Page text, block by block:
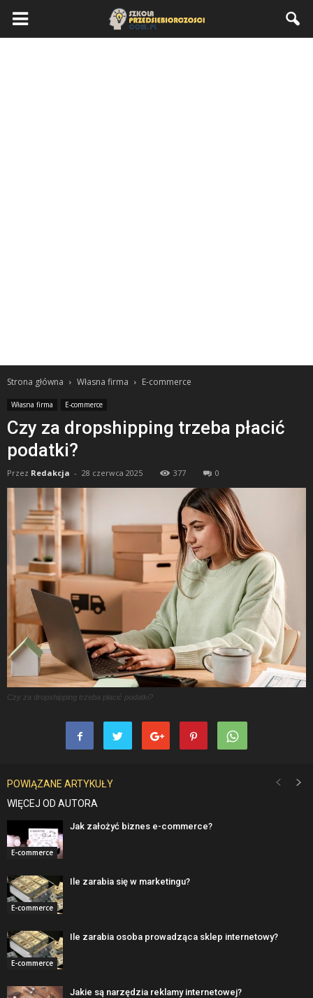
Strona główna Własna firma E-commerce
Własna firma E-commerce
Czy za dropshipping trzeba płacić
podatki?
Przez Redakcja - 28 czerwca 2025 377 0
Czy za dropshipping trzeba płacić podatki?
POWIĄZANE ARTYKUŁY
WIĘCEJ OD AUTORA
E-commerce
Jak założyć biznes e-commerce?
E-commerce
Ile zarabia się w marketingu?
E-commerce
Ile zarabia osoba prowadząca sklep internetowy?
Jakie są narzędzia reklamy internetowej?